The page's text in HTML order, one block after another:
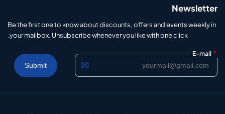
Newsletter
Be the first one to know about discounts, offers and events weekly in
your mailbox. Unsubscribe whenever you like with one click.
E-mail *